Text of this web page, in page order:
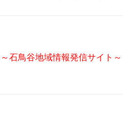
石鳥谷地域情報発信サイト～